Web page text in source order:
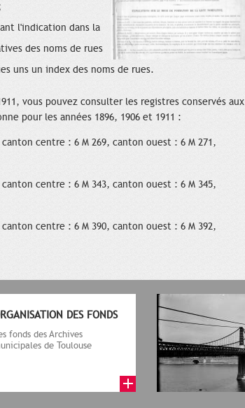
l'indication dans la
des noms de rues
uns un index des noms de rues.
vous pouvez consulter les registres conservés aux
pour les années 1896, 1906 et 1911 :
centre : 6 M 269, canton ouest : 6 M 271,
centre : 6 M 343, canton ouest : 6 M 345,
centre : 6 M 390, canton ouest : 6 M 392,
DES FONDS
fonds des Archives
de Toulouse